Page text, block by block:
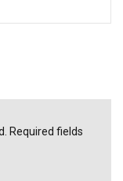
Required fields